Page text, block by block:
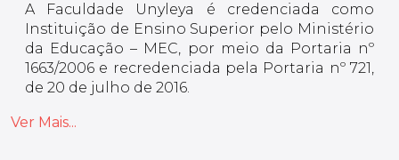
A Faculdade Unyleya é credenciada como
Instituição de Ensino Superior pelo Ministério
da Educação – MEC, por meio da Portaria nº
1663/2006 e recredenciada pela Portaria nº 721,
de 20 de julho de 2016.
Ver Mais...